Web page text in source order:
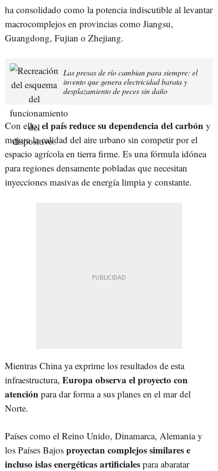
ha consolidado como la potencia indiscutible al levantar
macrocomplejos en provincias como Jiangsu,
Guangdong, Fujian o Zhejiang.
Las presas de río cambian para siempre: el
invento que genera electricidad barata y
desplazamiento de peces sin daño
Con ello, el país reduce su dependencia del carbón y
mejora la calidad del aire urbano sin competir por el
espacio agrícola en tierra firme. Es una fórmula idónea
para regiones densamente pobladas que necesitan
inyecciones masivas de energía limpia y constante.
Mientras China ya exprime los resultados de esta
infraestructura, Europa observa el proyecto con
atención para dar forma a sus planes en el mar del
Norte.
Países como el Reino Unido, Dinamarca, Alemania y
los Países Bajos proyectan complejos similares e
incluso islas energéticas artificiales para abaratar